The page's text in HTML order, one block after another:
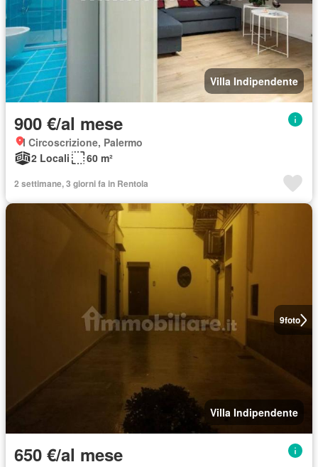
Villa Indipendente
900 €/al mese
I Circoscrizione, Palermo
2 Locali
60 m²
2 settimane, 3 giorni fa in Rentola
9foto
Villa Indipendente
650 €/al mese